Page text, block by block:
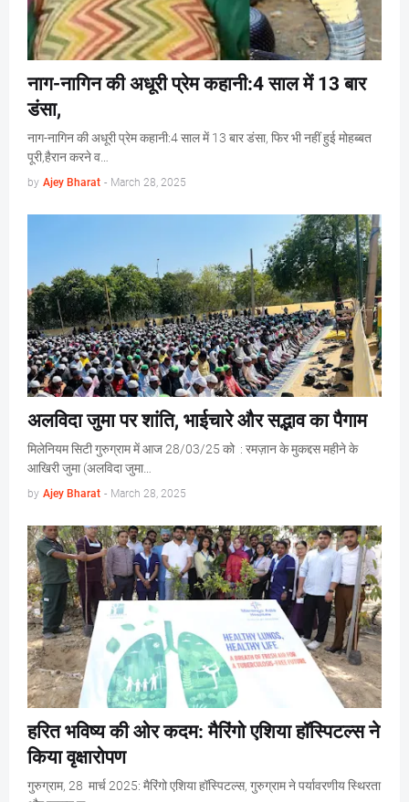
नाग-नागिन की अधूरी प्रेम कहानी:4 साल में 13 बार
डंसा,
नाग-नागिन की अधूरी प्रेम कहानी:4 साल में 13 बार डंसा, फिर भी नहीं हुई मोहब्बत
पूरी,हैरान करने व…
by Ajey Bharat - March 28, 2025
अलविदा जुमा पर शांति, भाईचारे और सद्भाव का पैगाम
मिलेनियम सिटी गुरुग्राम में आज 28/03/25 को : रमज़ान के मुकद्दस महीने के
आखिरी जुमा (अलविदा जुमा…
by Ajey Bharat - March 28, 2025
हरित भविष्य की ओर कदम: मैरिंगो एशिया हॉस्पिटल्स ने
किया वृक्षारोपण
गुरुग्राम, 28 मार्च 2025: मैरिंगो एशिया हॉस्पिटल्स, गुरुग्राम ने पर्यावरणीय स्थिरता